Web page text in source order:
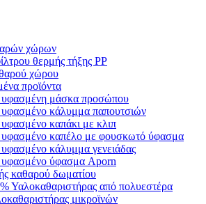
χώρων
θερμής τήξης PP
χώρου
προϊόντα
μάσκα προσώπου
κάλυμμα παπουτσιών
καπάκι με κλιπ
καπέλο με φουσκωτό ύφασμα
κάλυμμα γενειάδας
ύφασμα Aporn
καθαρού δωματίου
Υαλοκαθαριστήρας από πολυεστέρα
μικροϊνών